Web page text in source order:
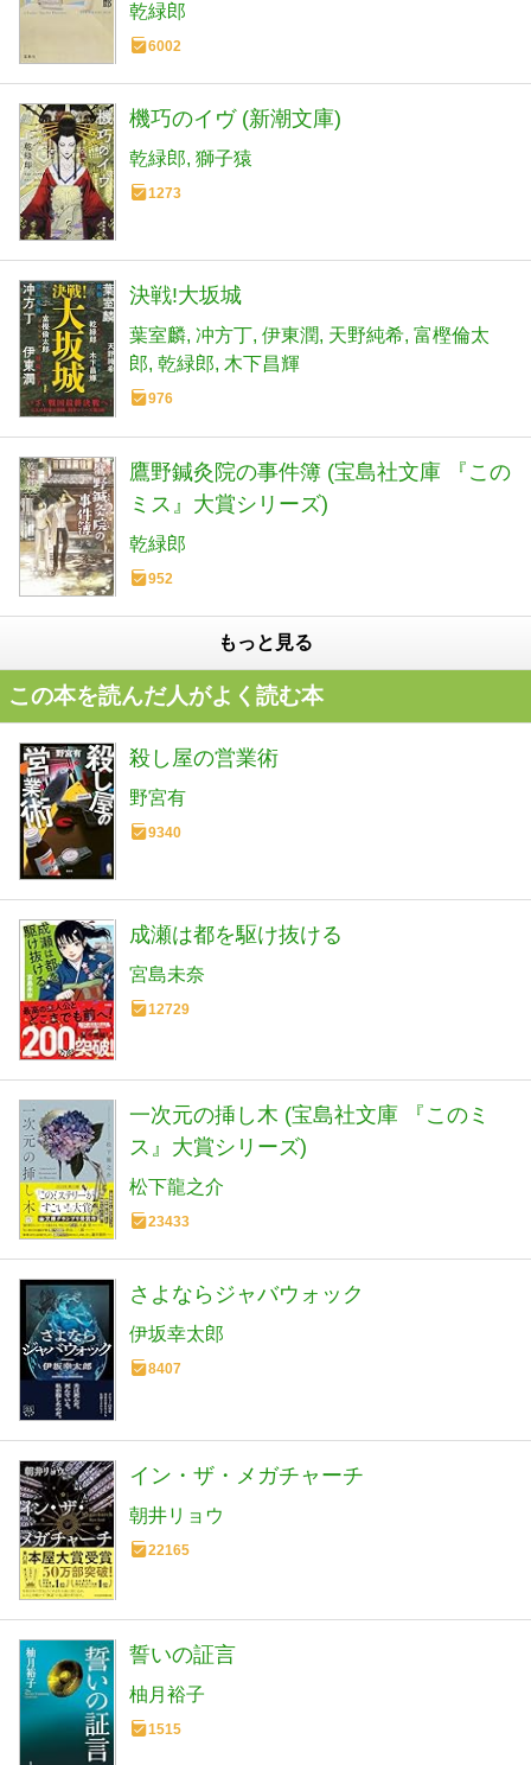
乾緑郎
6002
機巧のイヴ (新潮文庫)
乾緑郎 獅子猿
1273
決戦!大坂城
葉室麟 冲方丁 伊東潤 天野純希 富樫倫太
郎 乾緑郎 木下昌輝
976
鷹野鍼灸院の事件簿 (宝島社文庫 『この
ミス』大賞シリーズ)
乾緑郎
952
もっと見る
この本を読んだ人がよく読む本
殺し屋の営業術
野宮有
9340
成瀬は都を駆け抜ける
宮島未奈
12729
一次元の挿し木 (宝島社文庫 『このミ
ス』大賞シリーズ)
松下龍之介
23433
さよならジャバウォック
伊坂幸太郎
8407
イン・ザ・メガチャーチ
朝井リョウ
22165
誓いの証言
柚月裕子
1515